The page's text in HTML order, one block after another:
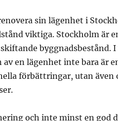
sin lägenhet i
viktiga. Stockholm är
byggnadsbestånd. I
en lägenhet inte bara är
förbättringar, utan även
och inte minst en god